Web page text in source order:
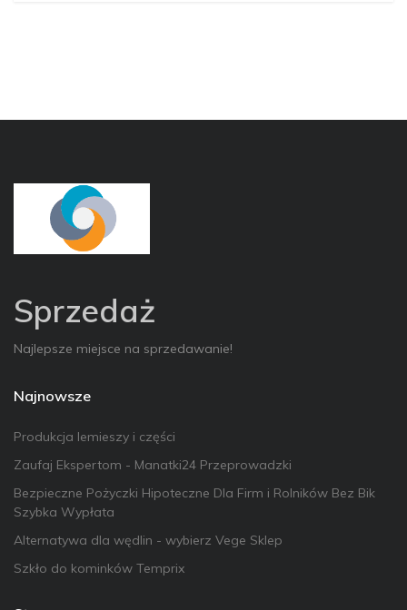
Sprzedaż
Najlepsze miejsce na sprzedawanie!
Najnowsze
Produkcja lemieszy i części
Zaufaj Ekspertom - Manatki24 Przeprowadzki
Bezpieczne Pożyczki Hipoteczne Dla Firm i Rolników Bez Bik
Szybka Wypłata
Alternatywa dla wędlin - wybierz Vege Sklep
Szkło do kominków Temprix